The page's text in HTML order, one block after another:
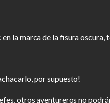
la marca de la fisura
por supuesto!
otros aventureros no